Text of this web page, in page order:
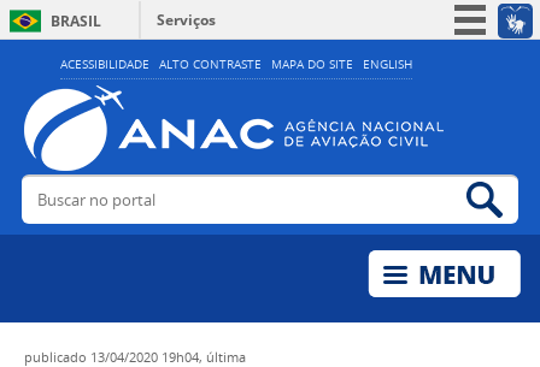
ACESSIBILIDADE ALTO CONTRASTE MAPA DO SITE ENGLISH
BRASIL
Serviços
Simplifique!
Acesso à informação
Legislação
Buscar no portal
publicado 13/04/2020 19h04, última